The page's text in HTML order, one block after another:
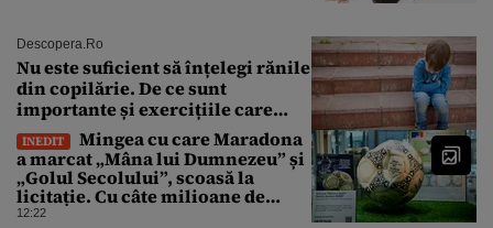
Descopera.ro
Nu este suficient să înțelegi rănile
din copilărie. De ce sunt
importante și exercițiile care
calmează sistemul nervos
INEDIT
Mingea cu care Maradona
a marcat „Mâna lui Dumnezeu” și
„Golul Secolului”, scoasă la
licitație. Cu câte milioane de
dolari ar putea fi vândută
12:22